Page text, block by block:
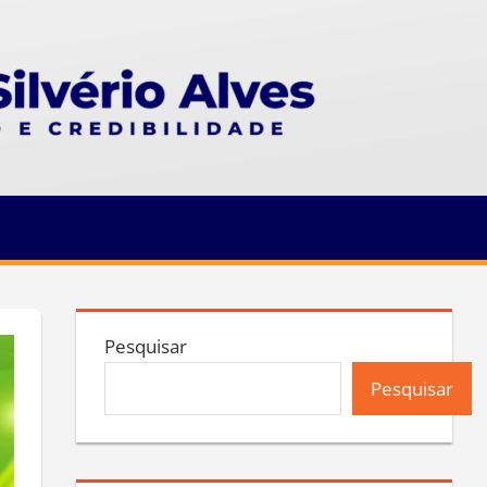
Pesquisar
Pesquisar